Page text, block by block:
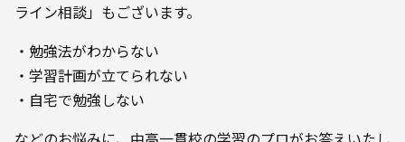
ライン相談」もございます。
・勉強法がわからない
・学習計画が立てられない
・自宅で勉強しない